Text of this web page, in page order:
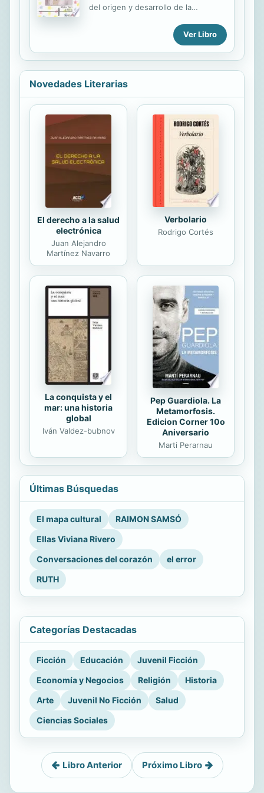
del origen y desarrollo de la
pie a su vez al análisis de la
economía y de la sociedad, la autora
realiza una síntesis de la historia del
unificación del Alto y Bajo Egipto, y
continúa con los diferentes períodos
Nuevo, hasta su fin tras la conquista
romana. Los últimos capítulos se
dedican a la religión, la ciencia y el
arte. La obra rebasa el tradicional
enfoque personalizador y dinástico
Ver Libro
Novedades Literarias
El derecho a la salud
electrónica
Juan Alejandro
Martínez Navarro
Verbolario
Rodrigo Cortés
La conquista y el
mar: una historia
global
Iván Valdez-bubnov
Pep Guardiola. La
Metamorfosis.
Edicion Corner 10o
Aniversario
Marti Perarnau
Últimas Búsquedas
El mapa cultural
RAIMON SAMSÓ
Ellas Viviana Rivero
Conversaciones del corazón
el error
RUTH
Categorías Destacadas
Ficción Educación
Juvenil Ficción
Economía y Negocios
Religión
Historia
Arte
Juvenil No Ficción
Salud
Ciencias Sociales
Libro Anterior Próximo Libro